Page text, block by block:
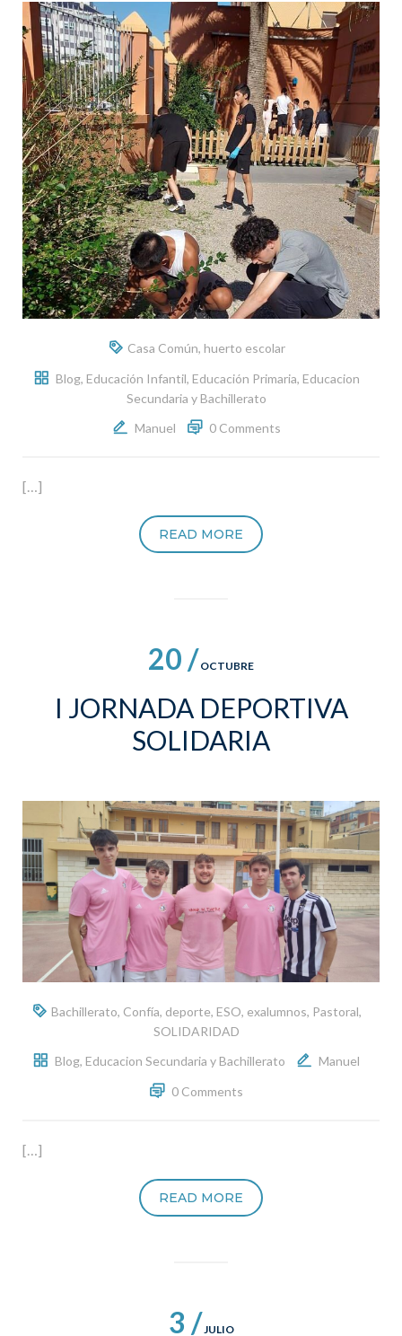
Casa Común, huerto escolar
Blog, Educación Infantil, Educación Primaria, Educacion
Secundaria y Bachillerato
Manuel
0 Comments
[…]
READ MORE
20 / OCTUBRE
I JORNADA DEPORTIVA
SOLIDARIA
Bachillerato, Confía, deporte, ESO, exalumnos, Pastoral,
SOLIDARIDAD
Blog, Educacion Secundaria y Bachillerato
Manuel
0 Comments
[…]
READ MORE
3 /JULIO